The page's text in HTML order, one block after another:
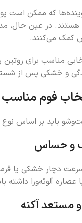
که ممکن است
در عین حال،
کمک می‌کنند.
مناسب برای روتین
و خشکی پس از
فوم مناسب
باید بر اساس نوع
و حساس
دچار خشکی یا
عصاره آلوئه‌ورا
مستعد آکنه